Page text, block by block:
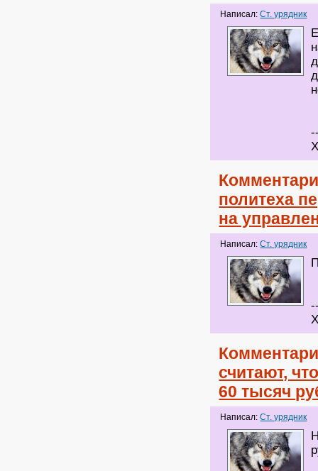
Написал:Ст. урядник
политеха
на
Написал:Ст. урядник
считают,
60 тысяч
Написал:Ст. урядник